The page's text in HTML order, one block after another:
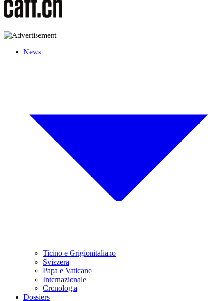
News
Ticino e Grigionitaliano
Svizzera
Papa e Vaticano
Internazionale
Cronologia
Dossiers